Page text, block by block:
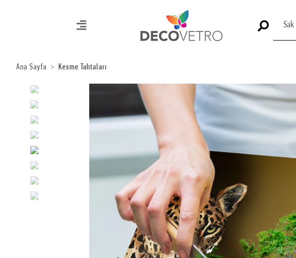
Ana Sayfa Kesme Tahtaları